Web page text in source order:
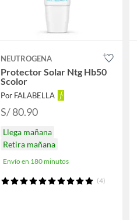
NEUTROGENA
Protector Solar Ntg Hb50
Scolor
Por FALABELLA
S/ 80.90
Llega mañana
Retira mañana
Envío en 180 minutos
(4)